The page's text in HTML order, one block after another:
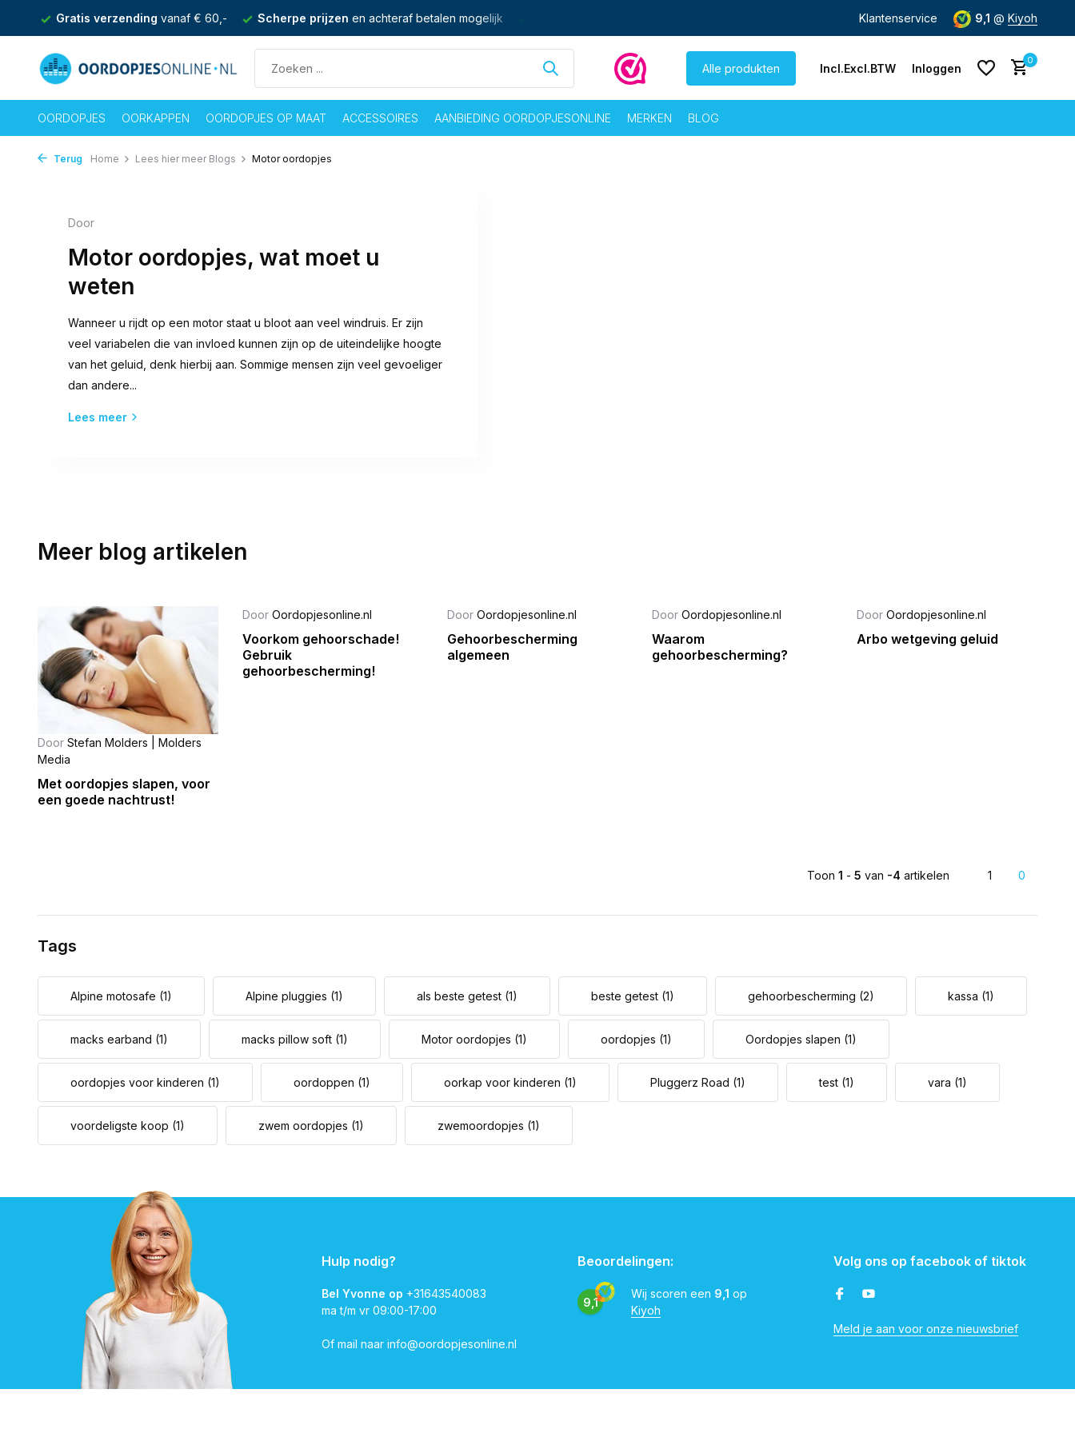
Gratis verzending vanaf € 60,- Scherpe prijzen en achteraf betalen mogelijk Gratis verzending vanaf € 60,-
Klantenservice 9,1 @ Kiyoh
Alle produkten Incl.Excl.BTW Inloggen
0
OORDOPJES OORKAPPEN OORDOPJES OP MAAT ACCESSOIRES AANBIEDING OORDOPJESONLINE MERKEN BLOG
Terug Home Lees hier meer Blogs Motor oordopjes
Door
Motor oordopjes, wat moet u
weten
Wanneer u rijdt op een motor staat u bloot aan veel windruis. Er zijn
veel variabelen die van invloed kunnen zijn op de uiteindelijke hoogte
van het geluid, denk hierbij aan. Sommige mensen zijn veel gevoeliger
dan andere...
Lees meer
Meer blog artikelen
Door Stefan Molders | Molders
Media
Met oordopjes slapen, voor
een goede nachtrust!
Door Oordopjesonline.nl
Voorkom gehoorschade!
Gebruik
gehoorbescherming!
Door Oordopjesonline.nl
Gehoorbescherming
algemeen
Door Oordopjesonline.nl
Waarom
gehoorbescherming?
Door Oordopjesonline.nl
Arbo wetgeving geluid
Toon 1 - 5 van -4 artikelen 1 0
Tags
Alpine motosafe (1) Alpine pluggies (1) als beste getest (1) beste getest (1) gehoorbescherming (2) kassa (1)
macks earband (1) macks pillow soft (1) Motor oordopjes (1) oordopjes (1) Oordopjes slapen (1)
oordopjes voor kinderen (1) oordoppen (1) oorkap voor kinderen (1) Pluggerz Road (1) test (1) vara (1)
voordeligste koop (1) zwem oordopjes (1) zwemoordopjes (1)
Hulp nodig?
Bel Yvonne op +31643540083
ma t/m vr 09:00-17:00
Of mail naar info@oordopjesonline.nl
Beoordelingen:
9,1
Wij scoren een 9,1 op
Kiyoh
Volg ons op facebook of tiktok
Meld je aan voor onze nieuwsbrief